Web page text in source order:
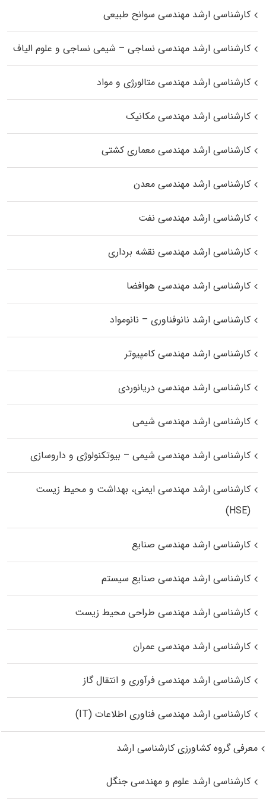
کارشناسی ارشد مهندسی سوانح طبیعی
کارشناسی ارشد مهندسی نساجی – شیمی نساجی و علوم الیاف
کارشناسی ارشد مهندسی متالورژی و مواد
کارشناسی ارشد مهندسی مکانیک
کارشناسی ارشد مهندسی معماری کشتی
کارشناسی ارشد مهندسی معدن
کارشناسی ارشد مهندسی نفت
کارشناسی ارشد مهندسی نقشه برداری
کارشناسی ارشد مهندسی هوافضا
کارشناسی ارشد نانوفناوری – نانومواد
کارشناسی ارشد مهندسی کامپیوتر
کارشناسی ارشد مهندسی دریانوردی
کارشناسی ارشد مهندسی شیمی
کارشناسی ارشد مهندسی شیمی – بیوتکنولوژی و داروسازی
کارشناسی ارشد مهندسی ایمنی، بهداشت و محیط زیست
(HSE)
کارشناسی ارشد مهندسی صنایع
کارشناسی ارشد مهندسی صنایع سیستم
کارشناسی ارشد مهندسی طراحی محیط زیست
کارشناسی ارشد مهندسی عمران
کارشناسی ارشد مهندسی فرآوری و انتقال گاز
کارشناسی ارشد مهندسی فناوری اطلاعات (IT)
معرفی گروه کشاورزی کارشناسی ارشد
کارشناسی ارشد علوم و مهندسی جنگل